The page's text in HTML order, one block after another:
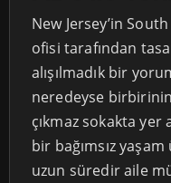
New Jersey’in
ofisi tarafından
alışılmadık bir
neredeyse
çıkmaz sokakta yer
bir bağımsız
uzun süredir aile